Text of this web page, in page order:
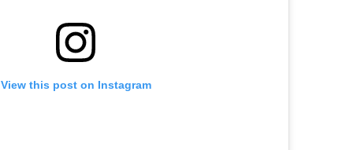
View this post on Instagram